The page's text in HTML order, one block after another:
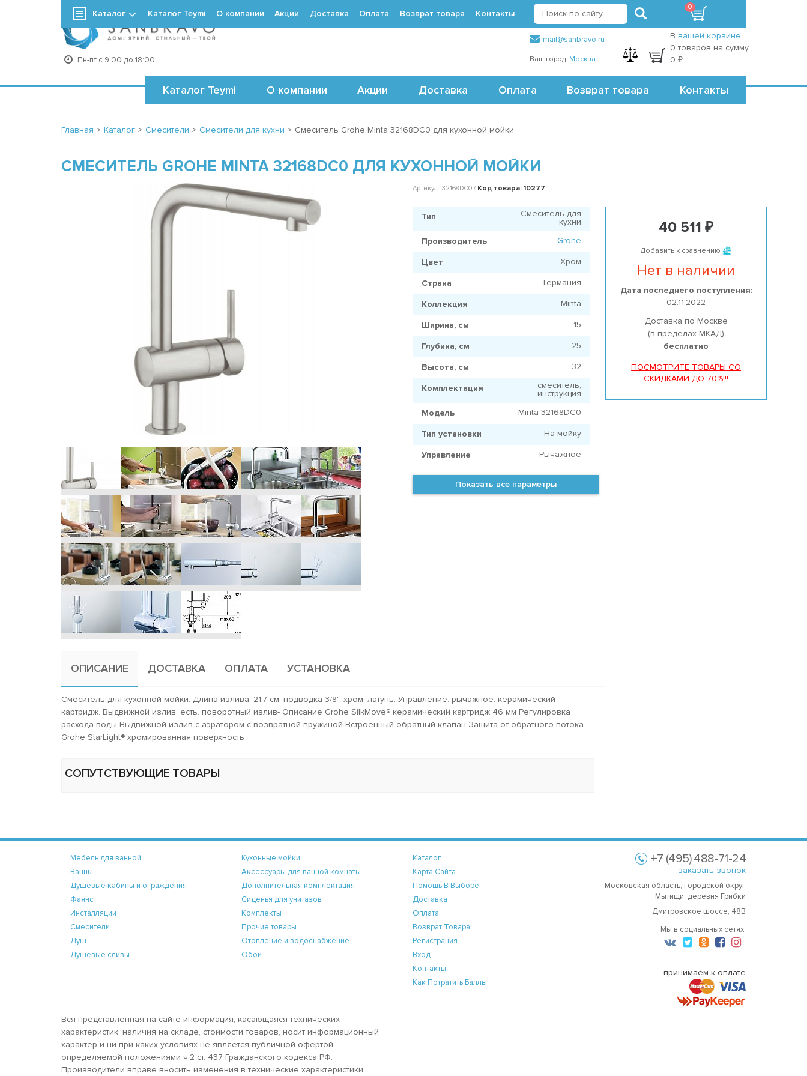
Пн-пт с 9:00 до 18:00
+7 (495) 488-71-24 Точки самовывоза
mail@sanbravo.ru
Ваш город: Москва
регистрация
В вашей корзине
0 товаров на сумму
0 ₽
Каталог Teymi О компании Акции Доставка Оплата Возврат товара Контакты
Каталог Каталог Teymi О компании Акции Доставка Оплата Возврат товара Контакты
0
Главная > Каталог > Смесители > Смесители для кухни > Смеситель Grohe Minta 32168DC0 для кухонной мойки
СМЕСИТЕЛЬ GROHE MINTA 32168DC0 ДЛЯ КУХОННОЙ МОЙКИ
Артикул: 32168DC0 / Код товара: 10277
40 511 ₽
Добавить к сравнению
Нет в наличии
Дата последнего поступления:
02.11.2022
Доставка по Москве
(в пределах МКАД)
бесплатно
ПОСМОТРИТЕ ТОВАРЫ СО
СКИДКАМИ ДО 70%!!!
Тип
Смеситель для
кухни
Производитель
Grohe
Цвет Хром
Страна Германия
Коллекция Minta
Ширина, см 15
Глубина, см 25
Высота, см 32
Комплектация
смеситель,
инструкция
Модель
Minta 32168DC0
Тип установки На мойку
Управление Рычажное
Показать все параметры
ОПИСАНИЕ ДОСТАВКА ОПЛАТА УСТАНОВКА
Смеситель для кухонной мойки. Длина излива: 21.7 см. подводка 3/8". хром. латунь. Управление: рычажное. керамический
картридж. Выдвижной излив: есть. поворотный излив- Описание Grohe SilkMove® керамический картридж 46 мм Регулировка
расхода воды Выдвижной излив с аэратором с возвратной пружиной Встроенный обратный клапан Защита от обратного потока
Grohe StarLight® хромированная поверхность
СОПУТСТВУЮЩИЕ ТОВАРЫ
Мебель для ванной
Ванны
Душевые кабины и ограждения
Фаянс
Инсталляции
Смесители
Душ
Душевые сливы
Кухонные мойки
Аксессуары для ванной комнаты
Дополнительная комплектация
Сиденья для унитазов
Комплекты
Прочие товары
Отопление и водоснабжение
Обои
Каталог
Карта Сайта
Помощь В Выборе
Доставка
Оплата
Возврат Товара
Регистрация
Вход
Контакты
Как Потратить Баллы
+7 (495) 488-71-24
заказать звонок
Московская область, городской округ
Мытищи, деревня Грибки
Дмитровское шоссе, 48В
Мы в социальных сетях:
принимаем к оплате
Вся представленная на сайте информация, касающаяся технических
характеристик, наличия на складе, стоимости товаров, носит информационный
характер и ни при каких условиях не является публичной офертой,
определяемой положениями ч.2 ст. 437 Гражданского кодекса РФ.
Производители вправе вносить изменения в технические характеристики,